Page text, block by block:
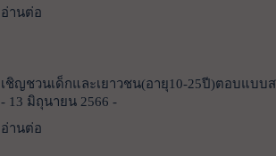
อ่านต่อ
เชิญชวนเด็กและเยาวชน(อายุ10-25ปี)ตอบแบบ
- 13 มิถุนายน 2566 -
อ่านต่อ